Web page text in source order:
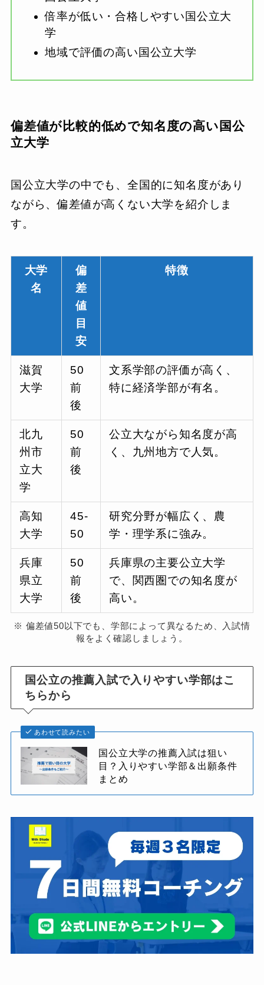
倍率が低い・合格しやすい国公立大
学
地域で評価の高い国公立大学
偏差値が比較的低めで知名度の高い国公
立大学
国公立大学の中でも、全国的に知名度があり
ながら、偏差値が高くない大学を紹介しま
す。
大学
名
偏
差
値
目
安
特徴
滋賀
大学
50
前
後
文系学部の評価が高く、
特に経済学部が有名。
北九
州市
立大
学
50
前
後
公立大ながら知名度が高
く、九州地方で人気。
高知
大学
45-
50
研究分野が幅広く、農
学・理学系に強み。
兵庫
県立
大学
50
前
後
兵庫県の主要公立大学
で、関西圏での知名度が
高い。
※ 偏差値50以下でも、学部によって異なるため、入試情
報をよく確認しましょう。
国公立の推薦入試で入りやすい学部はこ
ちらから
あわせて読みたい
国公立大学の推薦入試は狙い
目？入りやすい学部＆出願条件
まとめ